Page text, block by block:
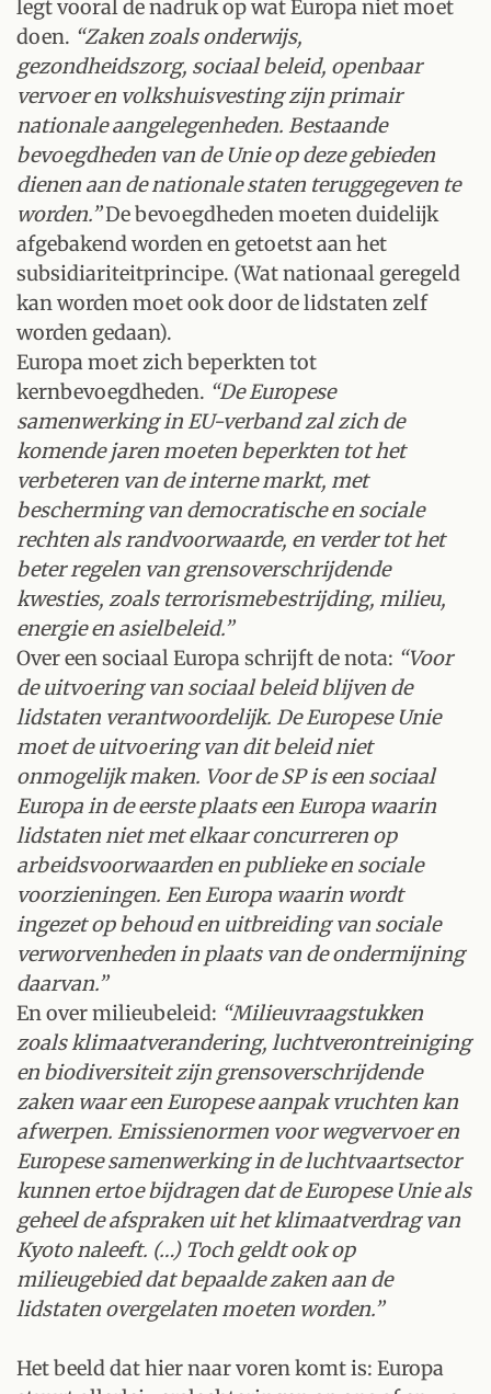
legt vooral de nadruk op wat Europa niet moet
doen. “Zaken zoals onderwijs,
gezondheidszorg, sociaal beleid, openbaar
vervoer en volkshuisvesting zijn primair
nationale aangelegenheden. Bestaande
bevoegdheden van de Unie op deze gebieden
dienen aan de nationale staten teruggegeven te
worden.”De bevoegdheden moeten duidelijk
afgebakend worden en getoetst aan het
subsidiariteitprincipe. (Wat nationaal geregeld
kan worden moet ook door de lidstaten zelf
worden gedaan).
Europa moet zich beperkten tot
kernbevoegdheden. “De Europese
samenwerking in EU-verband zal zich de
komende jaren moeten beperkten tot het
verbeteren van de interne markt, met
bescherming van democratische en sociale
rechten als randvoorwaarde, en verder tot het
beter regelen van grensoverschrijdende
kwesties, zoals terrorismebestrijding, milieu,
energie en asielbeleid.”
Over een sociaal Europa schrijft de nota: “Voor
de uitvoering van sociaal beleid blijven de
lidstaten verantwoordelijk. De Europese Unie
moet de uitvoering van dit beleid niet
onmogelijk maken. Voor de SP is een sociaal
Europa in de eerste plaats een Europa waarin
lidstaten niet met elkaar concurreren op
arbeidsvoorwaarden en publieke en sociale
voorzieningen. Een Europa waarin wordt
ingezet op behoud en uitbreiding van sociale
verworvenheden in plaats van de ondermijning
daarvan.”
En over milieubeleid: “Milieuvraagstukken
zoals klimaatverandering, luchtverontreiniging
en biodiversiteit zijn grensoverschrijdende
zaken waar een Europese aanpak vruchten kan
afwerpen. Emissienormen voor wegvervoer en
Europese samenwerking in de luchtvaartsector
kunnen ertoe bijdragen dat de Europese Unie als
geheel de afspraken uit het klimaatverdrag van
Kyoto naleeft. (…) Toch geldt ook op
milieugebied dat bepaalde zaken aan de
lidstaten overgelaten moeten worden.”
Het beeld dat hier naar voren komt is: Europa